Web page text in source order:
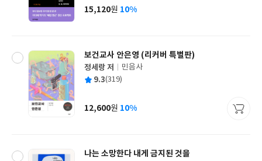
사
가
15,120원 10%
보건교사 안은영 (리커버 특별판)
글
쓴
정세랑 저
출
사
민음사
평 9.3(319)
가
12,600원 10%
나는 소망한다 내게 금지된 것을